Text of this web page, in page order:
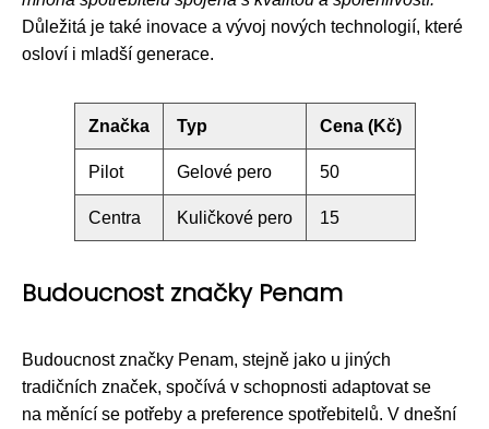
Důležitá je také inovace a vývoj nových technologií, které
osloví i mladší generace.
Značka Typ Cena (Kč)
Pilot Gelové pero 50
Centra Kuličkové pero 15
Budoucnost značky Penam
Budoucnost značky Penam, stejně jako u jiných
tradičních značek, spočívá v schopnosti adaptovat se
na měnící se potřeby a preference spotřebitelů. V dnešní